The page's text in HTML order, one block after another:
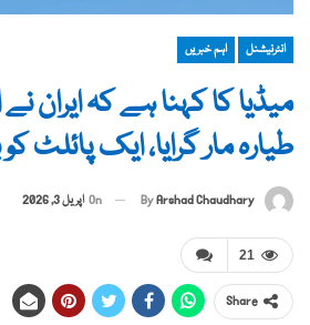
انٹرنیشنل اہم خبریں
میڈیا کا کہنا ہے کہ ایران نے
طیارہ مار گرایا، ایک پائلٹ کو
ByArshad Chaudhary
On اپریل 3, 2026
21
Share